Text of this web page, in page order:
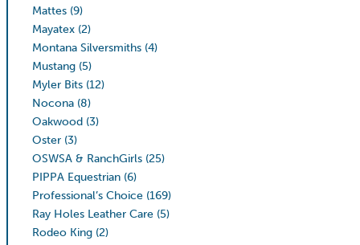
Mattes (9)
Mayatex (2)
Montana Silversmiths (4)
Mustang (5)
Myler Bits (12)
Nocona (8)
Oakwood (3)
Oster (3)
OSWSA & RanchGirls (25)
PIPPA Equestrian (6)
Professional’s Choice (169)
Ray Holes Leather Care (5)
Rodeo King (2)